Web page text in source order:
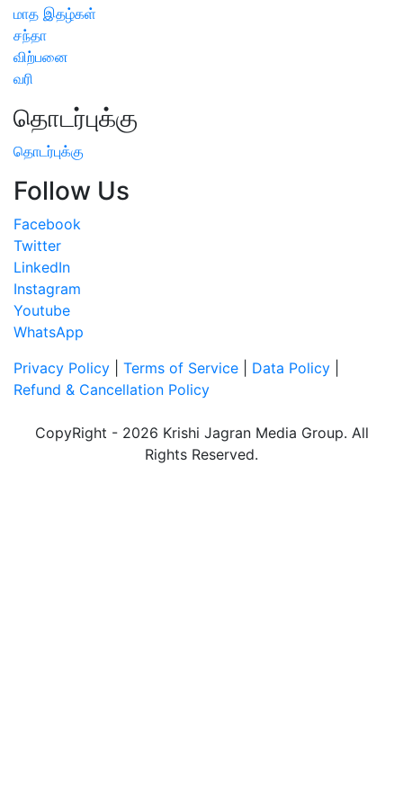
மாத இதழ்கள்
சந்தா
விற்பனை
வரி
தொடர்புக்கு
தொடர்புக்கு
Follow Us
Facebook
Twitter
LinkedIn
Instagram
Youtube
WhatsApp
Privacy Policy
Terms of Service Data Policy
Refund & Cancellation Policy
CopyRight - 2026 Krishi Jagran Media Group. All
Rights Reserved.